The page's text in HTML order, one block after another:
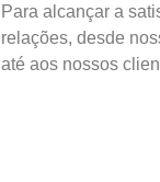
Para alcançar a
relações, desde
até aos nossos